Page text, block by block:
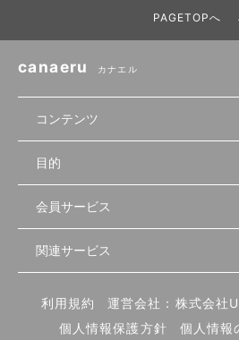
PAGETOPへ
canaeru カナエル
コンテンツ
無料開業相談
セミナー情報
セミナー動画
物件を探す
首都圏
北海道
先輩開業者の声
開業・経営に関する記事
目的
店舗運営
物件
内装・設備
食材・仕入れ
会員サービス
会員登録
ログイン
関連サービス
飲食店サクセスガイド（外部サイト
利用規約 運営会社：株式会社
個人情報保護方針
個人情報